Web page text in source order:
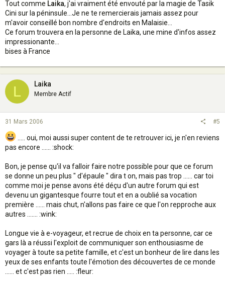
Tout comme Laika, j'ai vraiment été envouté par la magie de Tasik
Cini sur la péninsule...Je ne te remercierais jamais assez pour
m'avoir conseillé bon nombre d'endroits en Malaisie...
Ce forum trouvera en la personne de Laika, une mine d'infos assez
impressionante...
bises à France
L Laika
Membre Actif
31 Mars 2006 #5
..... oui, moi aussi super content de te retrouver ici, je n'en reviens
pas encore ...... :shock:
Bon, je pense qu'il va falloir faire notre possible pour que ce forum
se donne un peu plus " d'épaule " dira t on, mais pas trop ...... car toi
comme moi je pense avons été déçu d'un autre forum qui est
devenu un gigantesque fourre tout et en a oublié sa vocation
première ...... mais chut, n'allons pas faire ce que l'on repproche aux
autres ....... :wink:
Longue vie à e-voyageur, et recrue de choix en ta personne, car ce
gars là a réussi l'exploit de communiquer son enthousiasme de
voyager à toute sa petite famille, et c'est un bonheur de lire dans les
yeux de ses enfants toute l'émotion des découvertes de ce monde
...... et c'est pas rien ..... :fleur: